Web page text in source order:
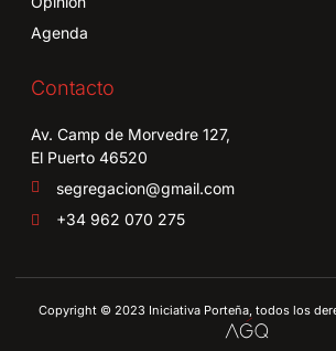
Agenda
Contacto
Av. Camp de Morvedre 127,
El Puerto 46520
segregacion@gmail.com
+34 962 070 275
Copyright © 2023 Iniciativa Porteña, todos los